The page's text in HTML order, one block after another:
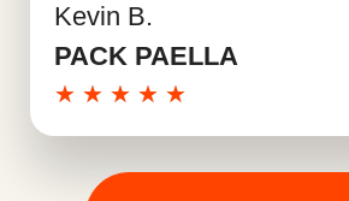
Kevin B.
PACK PAELLA
★ ★ ★ ★ ★